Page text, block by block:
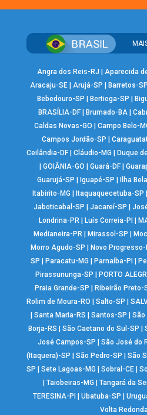
Angra dos Reis-RJ Aparecida
Aracaju-SE |Arujá-SP Barretos-SP
Bebedouro-SP
Bertioga-SP
BRASÍLIA-DF| Brumado-BA|
Caldas Novas-GO
|Campo Belo-
Campos Jordão-SP
Ceilândia-DF| Cláudio-MG Duque
GOIÂNIA-GO Guará-DF|
Guarujá-SP
Iguapé-SP Ilha
Itabirito-MG
Itaquaquecetuba-SP
Jaboticabal-SP
Jacareí-SP
Londrina-PR| Luís Correia-PI
Medianeira-PR
Mirassol-SP
Morro Agudo-SP
Novo Progresso-
SP
Paracatu-MG Parnaíba-PI
Pirassununga-SP
PORTO
Praia Grande-SP
Ribeirão Preto-
Rolim de Moura-RO
Salto-SP
|Santa Maria-RS |Santos-SP |São
Borja-RS
|São Caetano do Sul-SP |
José Campos-SP
|São José do
(Itaquera)-SP
|São Pedro-SP |São
SP
|Sete Lagoas-MG |Sobral-CE |
Taiobeiras-MG Tangará da
TERESINA-PI
|Ubatuba-SP |
Volta